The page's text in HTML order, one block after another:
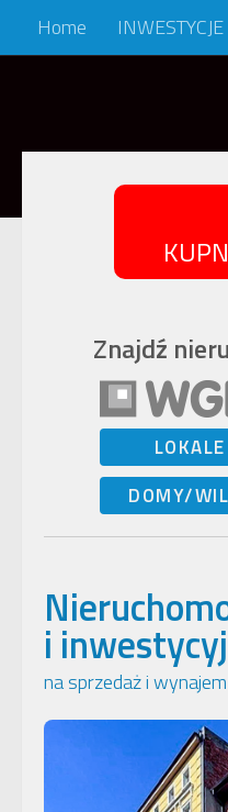
Skip to content
Home INWESTYCJE
Znajdź
LOKALE
DOMY/
i
na sprzedaż i wynajem